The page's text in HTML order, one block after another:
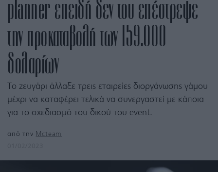
planner επειδή δεν του επέστρεψε
την προκαταβολή των 159.000
δολαρίων
Το ζευγάρι άλλαξε τρεις εταιρείες διοργάνωσης γάμου
μέχρι να καταφέρει τελικά να συνεργαστεί με κάποια
για το σχεδιασμό του δικού του event.
από την Mcteam